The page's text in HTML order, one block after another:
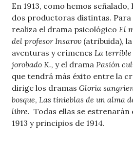
En 1913, como hemos
dos productoras distintas.
realiza el drama psicológico El
del profesor Insarov (atribuida),
aventuras y crímenes La terrible
jorobado K., y el drama Pasión
que tendrá más éxito entre la
dirige los dramas Gloria
bosque, Las tinieblas de un alma
libre. Todas ellas se estrenarán
1913 y principios de 1914.